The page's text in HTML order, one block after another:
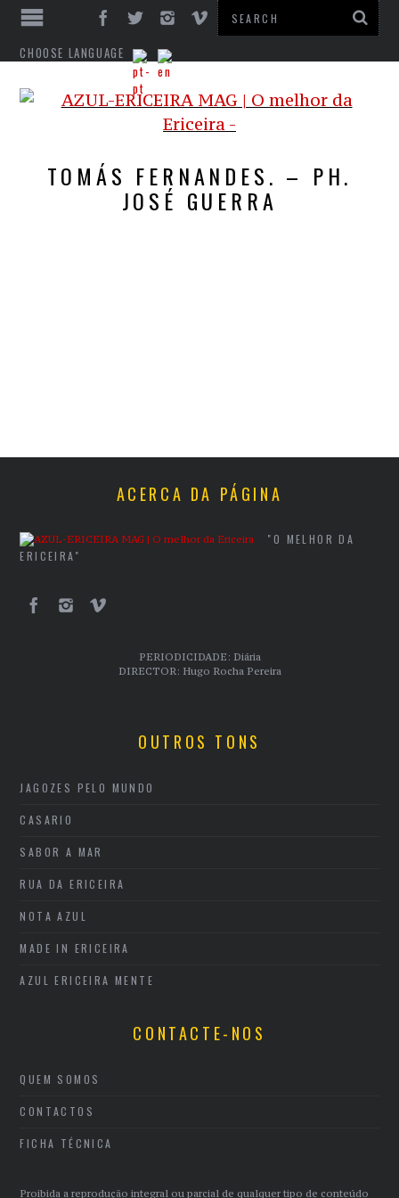
CHOOSE LANGUAGE
TOMÁS FERNANDES. – PH.
JOSÉ GUERRA
ACERCA DA PÁGINA
"O MELHOR DA
ERICEIRA"
PERIODICIDADE: Diária
DIRECTOR: Hugo Rocha Pereira
OUTROS TONS
JAGOZES PELO MUNDO
CASARIO
SABOR A MAR
RUA DA ERICEIRA
NOTA AZUL
MADE IN ERICEIRA
AZUL ERICEIRA MENTE
CONTACTE-NOS
QUEM SOMOS
CONTACTOS
FICHA TÉCNICA
Proibida a reprodução integral ou parcial de qualquer tipo de conteúdo